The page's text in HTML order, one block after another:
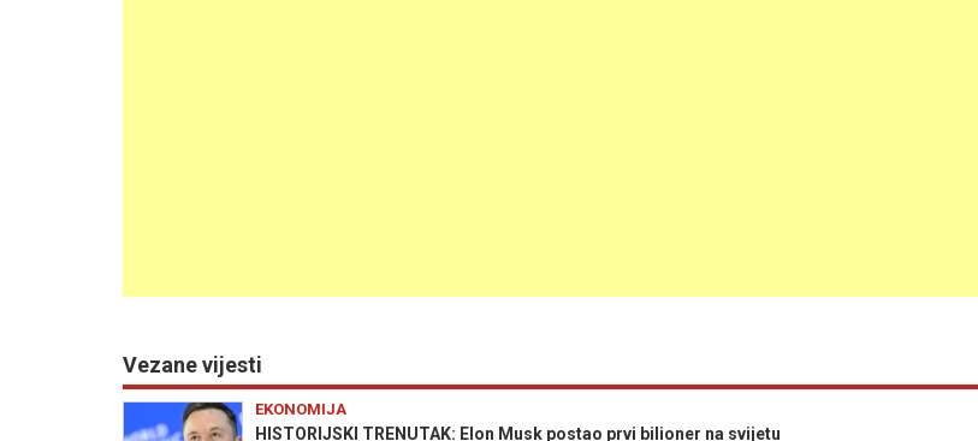
Vezane vijesti
EKONOMIJA
HISTORIJSKI TRENUTAK: Elon Musk postao prvi bilioner na svijetu